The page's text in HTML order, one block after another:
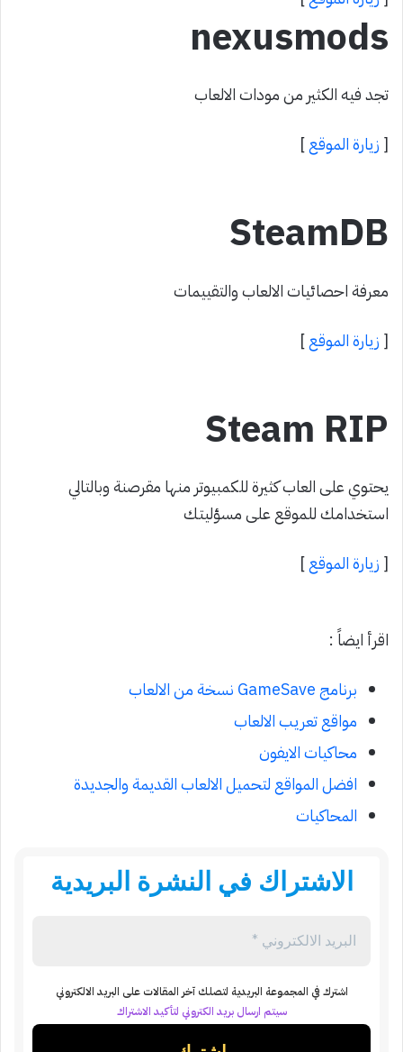
nexusmods
تجد فيه الكثير من مودات الالعاب
[ زيارة الموقع]
SteamDB
معرفة احصائيات الالعاب والتقييمات
[ زيارة الموقع]
Steam RIP
يحتوي على العاب كثيرة للكمبيوتر منها مقرصنة وبالتالي
استخدامك للموقع على مسؤليتك
[ زيارة الموقع]
اقرأ ايضاً :
برنامج GameSave نسخة من الالعاب
مواقع تعريب الالعاب
محاكيات الايفون
افضل المواقع لتحميل الالعاب القديمة والجديدة
المحاكيات
الاشتراك في النشرة البريدية
اشترك في المجموعة البريدية لتصلك آخر المقالات على البريد الالكتروني
سيتم ارسال بريد الكتروني لتأكيد الاشتراك